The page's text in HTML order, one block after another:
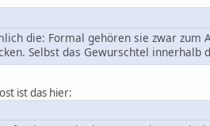
die: Formal gehören sie zwar
Selbst das Gewurschtel innerhalb
ist das hier: